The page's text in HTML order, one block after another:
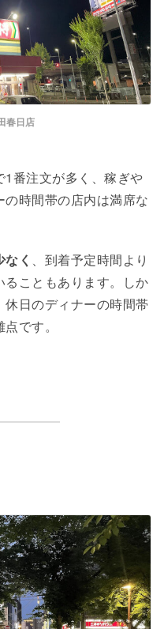
春日店
番注文が多く、稼ぎや
時間帯の店内は満席な
く 、到着予定時間より
こともあります。しか
日のディナーの時間帯
です。